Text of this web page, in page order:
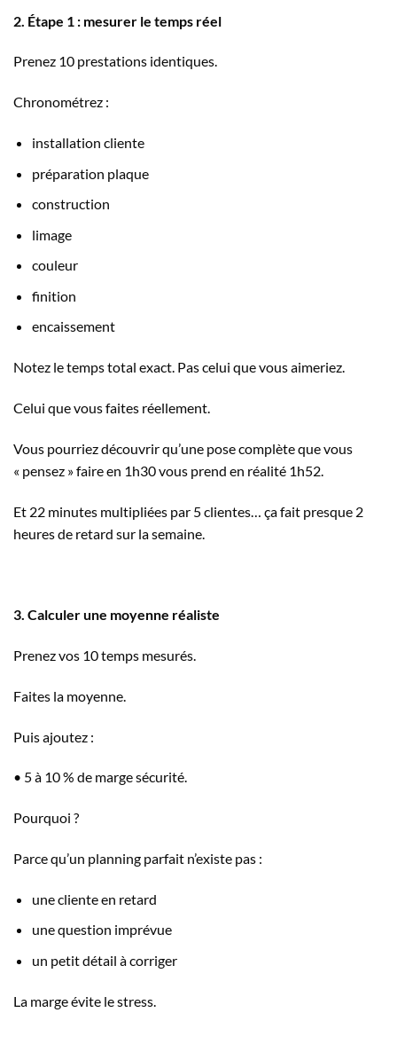
2. Étape 1 : mesurer le temps réel
Prenez 10 prestations identiques.
Chronométrez :
installation cliente
préparation plaque
construction
limage
couleur
finition
encaissement
Notez le temps total exact. Pas celui que vous aimeriez.
Celui que vous faites réellement.
Vous pourriez découvrir qu’une pose complète que vous
« pensez » faire en 1h30 vous prend en réalité 1h52.
Et 22 minutes multipliées par 5 clientes… ça fait presque 2
heures de retard sur la semaine.
3. Calculer une moyenne réaliste
Prenez vos 10 temps mesurés.
Faites la moyenne.
Puis ajoutez :
• 5 à 10 % de marge sécurité.
Pourquoi ?
Parce qu’un planning parfait n’existe pas :
une cliente en retard
une question imprévue
un petit détail à corriger
La marge évite le stress.